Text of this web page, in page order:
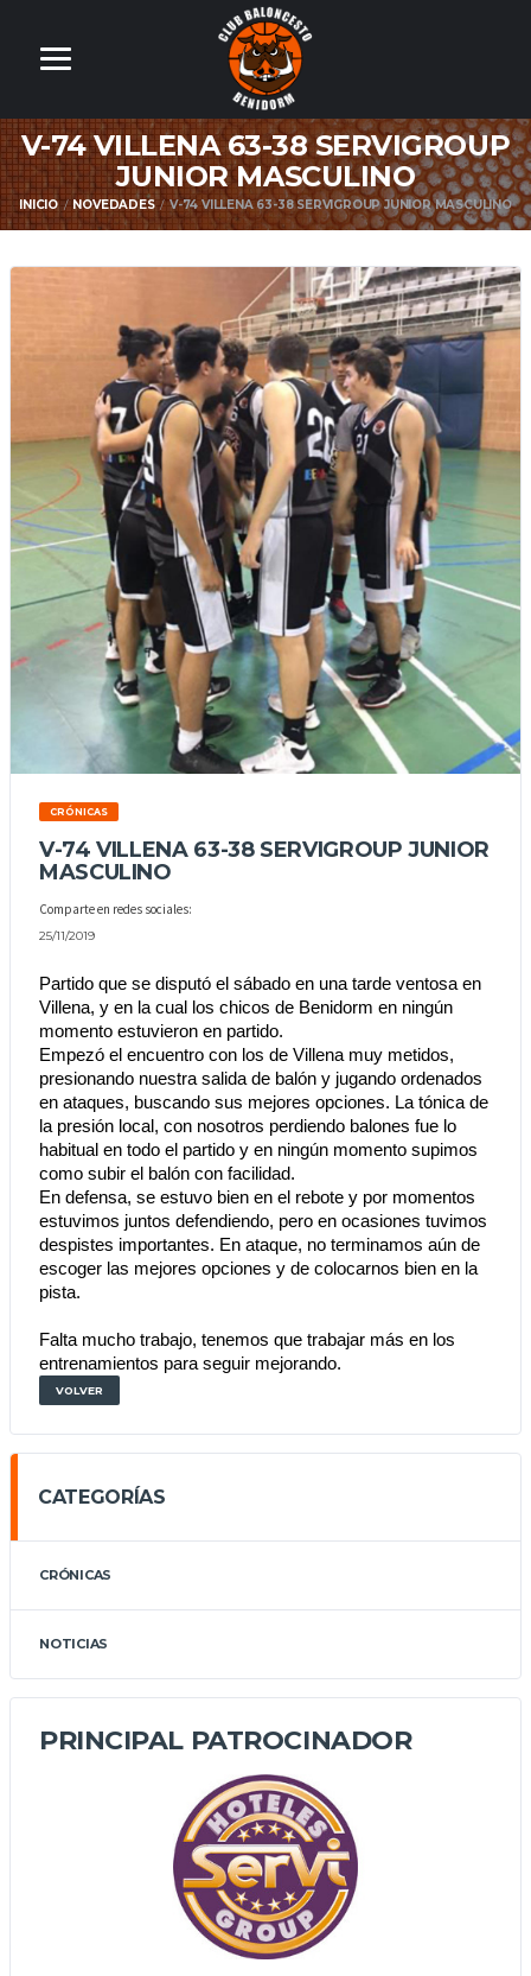
V-74 VILLENA 63-38 SERVIGROUP
JUNIOR MASCULINO
INICIO NOVEDADES V-74 VILLENA 63-38 SERVIGROUP JUNIOR MASCULINO
CRÓNICAS
V-74 VILLENA 63-38 SERVIGROUP JUNIOR
MASCULINO
Comparte en redes sociales:
25/11/2019
Partido que se disputó el sábado en una tarde ventosa en
Villena, y en la cual los chicos de Benidorm en ningún
momento estuvieron en partido.
Empezó el encuentro con los de Villena muy metidos,
presionando nuestra salida de balón y jugando ordenados
en ataques, buscando sus mejores opciones. La tónica de
la presión local, con nosotros perdiendo balones fue lo
habitual en todo el partido y en ningún momento supimos
como subir el balón con facilidad.
En defensa, se estuvo bien en el rebote y por momentos
estuvimos juntos defendiendo, pero en ocasiones tuvimos
despistes importantes. En ataque, no terminamos aún de
escoger las mejores opciones y de colocarnos bien en la
pista.
Falta mucho trabajo, tenemos que trabajar más en los
entrenamientos para seguir mejorando.
VOLVER
CATEGORÍAS
CRÓNICAS
NOTICIAS
PRINCIPAL PATROCINADOR